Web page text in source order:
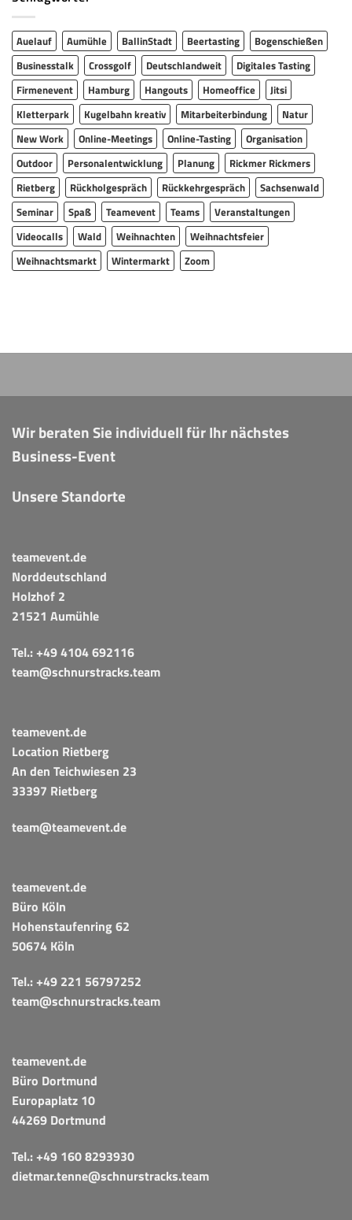
Auelauf Aumühle BallinStadt Beertasting
Bogenschießen
Businesstalk
Crossgolf Deutschlandweit
Digitales Tasting
Firmenevent
Hamburg Hangouts Homeoffice
Jitsi
Kletterpark
Kugelbahn kreativ Mitarbeiterbindung
Natur
New Work
Online-Meetings Online-Tasting
Organisation
Outdoor
Personalentwicklung Planung
Rickmer Rickmers
Rietberg
Rückholgespräch Rückkehrgespräch
Sachsenwald
Seminar
Spaß Teamevent Teams
Veranstaltungen
Videocalls
Wald Weihnachten
Weihnachtsfeier
Weihnachtsmarkt
Wintermarkt Zoom
Wir beraten Sie individuell für Ihr nächstes
Business-Event
Unsere Standorte
teamevent.de
Norddeutschland
Holzhof 2
21521 Aumühle
Tel.:+49 4104 692116
team@schnurstracks.team
teamevent.de
Location Rietberg
An den Teichwiesen 23
33397 Rietberg
team@teamevent.de
teamevent.de
Büro Köln
Hohenstaufenring 62
50674 Köln
Tel.:+49 221 56797252
team@schnurstracks.team
teamevent.de
Büro Dortmund
Europaplatz 10
44269 Dortmund
Tel.:+49 160 8293930
dietmar.tenne@schnurstracks.team